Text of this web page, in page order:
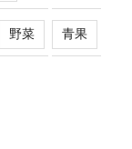
野菜 青果